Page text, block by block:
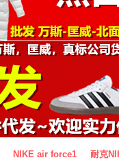
NIKE air force1 耐克